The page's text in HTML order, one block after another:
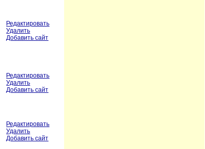
Редактировать
Удалить
Добавить сайт
Редактировать
Удалить
Добавить сайт
Редактировать
Удалить
Добавить сайт